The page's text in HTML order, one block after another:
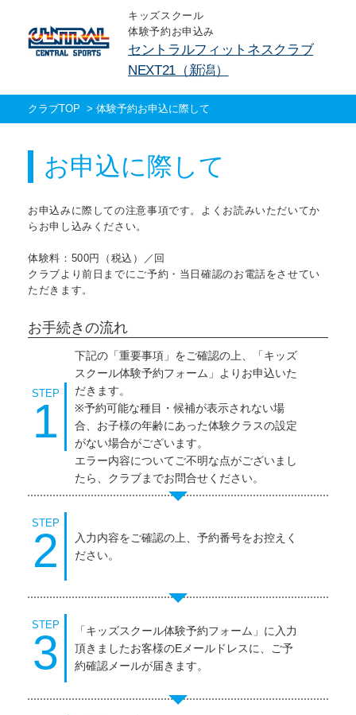
キッズスクール
体験予約お申込み
セントラルフィットネスクラブ
NEXT21（新潟）
クラブTOP > 体験予約お申込に際して
お申込に際して
お申込みに際しての注意事項です。よくお読みいただいてか
らお申し込みください。
体験料：500円（税込）／回
クラブより前日までにご予約・当日確認のお電話をさせてい
ただきます。
お手続きの流れ
STEP
1
下記の「重要事項」をご確認の上、「キッズ
スクール体験予約フォーム」よりお申込いた
だきます。
※予約可能な種目・候補が表示されない場
合、お子様の年齢にあった体験クラスの設定
がない場合がございます。
エラー内容についてご不明な点がございまし
たら、クラブまでお問合せください。
STEP
2
入力内容をご確認の上、予約番号をお控えく
ださい。
STEP
3
「キッズスクール体験予約フォーム」に入力
頂きましたお客様のEメールドレスに、ご予
約確認メールが届きます。